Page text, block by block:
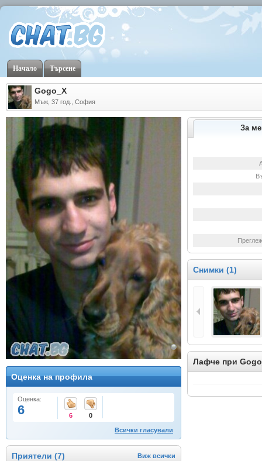
Начало Търсене
Gogo_X
Мъж, 37 год., София
Оценка на профила
Оценка:
6 6 0
Всички гласували
Приятели (7) Виж всички
За
Снимки (1)
Лафче при